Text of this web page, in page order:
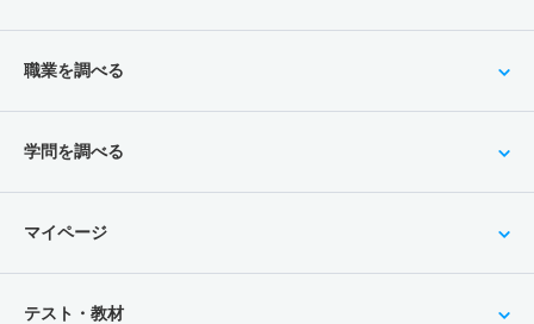
職業を調べる
学問を調べる
マイページ
テスト・教材